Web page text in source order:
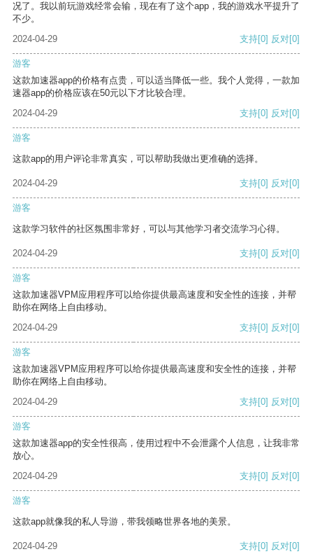
况了。我以前玩游戏经常会输，现在有了这个app，我的游戏水平提升了
不少。
2024-04-29
支持[0] 反对[0]
游客
这款加速器app的价格有点贵，可以适当降低一些。我个人觉得，一款加
速器app的价格应该在50元以下才比较合理。
2024-04-29
支持[0] 反对[0]
游客
这款app的用户评论非常真实，可以帮助我做出更准确的选择。
2024-04-29 支持[0] 反对[0]
游客
这款学习软件的社区氛围非常好，可以与其他学习者交流学习心得。
2024-04-29 支持[0] 反对[0]
游客
这款加速器VPM应用程序可以给你提供最高速度和安全性的连接，并帮
助你在网络上自由移动。
2024-04-29
支持[0] 反对[0]
游客
这款加速器VPM应用程序可以给你提供最高速度和安全性的连接，并帮
助你在网络上自由移动。
2024-04-29
支持[0] 反对[0]
游客
这款加速器app的安全性很高，使用过程中不会泄露个人信息，让我非常
放心。
2024-04-29
支持[0] 反对[0]
游客
这款app就像我的私人导游，带我领略世界各地的美景。
2024-04-29 支持[0] 反对[0]